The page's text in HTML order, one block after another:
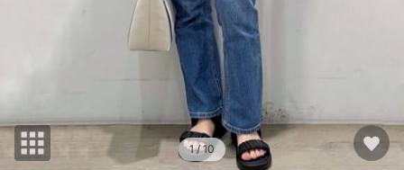
1/ 10